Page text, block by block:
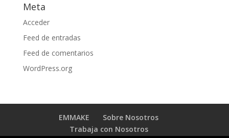
Meta
Acceder
Feed de entradas
Feed de comentarios
WordPress.org
EMMAKE
Sobre Nosotros
Trabaja con Nosotros